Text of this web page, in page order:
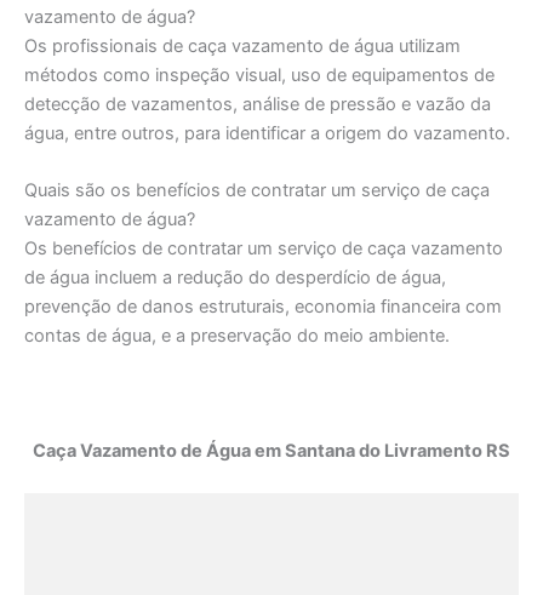
vazamento de água?
Os profissionais de caça vazamento de água utilizam
métodos como inspeção visual, uso de equipamentos de
detecção de vazamentos, análise de pressão e vazão da
água, entre outros, para identificar a origem do vazamento.
Quais são os benefícios de contratar um serviço de caça
vazamento de água?
Os benefícios de contratar um serviço de caça vazamento
de água incluem a redução do desperdício de água,
prevenção de danos estruturais, economia financeira com
contas de água, e a preservação do meio ambiente.
Caça Vazamento de Água em Santana do Livramento RS